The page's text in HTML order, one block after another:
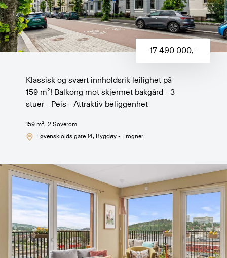
17 490 000,-
Klassisk og svært innholdsrik leilighet på
159 m²! Balkong mot skjermet bakgård - 3
stuer - Peis - Attraktiv beliggenhet
159 m2, 2 Soverom
Løvenskiolds gate 14, Bygdøy - Frogner